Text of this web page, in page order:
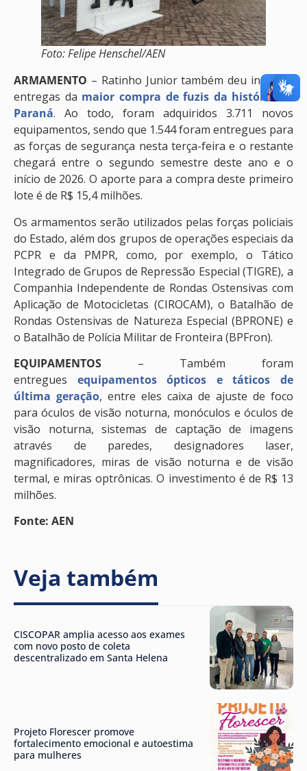
Foto: Felipe Henschel/AEN
ARMAMENTO – Ratinho Junior também deu início às
entregas da maior compra de fuzis da história do
Paraná. Ao todo, foram adquiridos 3.711 novos
equipamentos, sendo que 1.544 foram entregues para
as forças de segurança nesta terça-feira e o restante
chegará entre o segundo semestre deste ano e o
início de 2026. O aporte para a compra deste primeiro
lote é de R$ 15,4 milhões.
Os armamentos serão utilizados pelas forças policiais
do Estado, além dos grupos de operações especiais da
PCPR e da PMPR, como, por exemplo, o Tático
Integrado de Grupos de Repressão Especial (TIGRE), a
Companhia Independente de Rondas Ostensivas com
Aplicação de Motocicletas (CIROCAM), o Batalhão de
Rondas Ostensivas de Natureza Especial (BPRONE) e
o Batalhão de Polícia Militar de Fronteira (BPFron).
EQUIPAMENTOS – Também foram
entregues equipamentos ópticos e táticos de
última geração, entre eles caixa de ajuste de foco
para óculos de visão noturna, monóculos e óculos de
visão noturna, sistemas de captação de imagens
através de paredes, designadores laser,
magnificadores, miras de visão noturna e de visão
termal, e miras optrônicas. O investimento é de R$ 13
milhões.
Fonte: AEN
Veja também
CISCOPAR amplia acesso aos exames
com novo posto de coleta
descentralizado em Santa Helena
Projeto Florescer promove
fortalecimento emocional e autoestima
para mulheres